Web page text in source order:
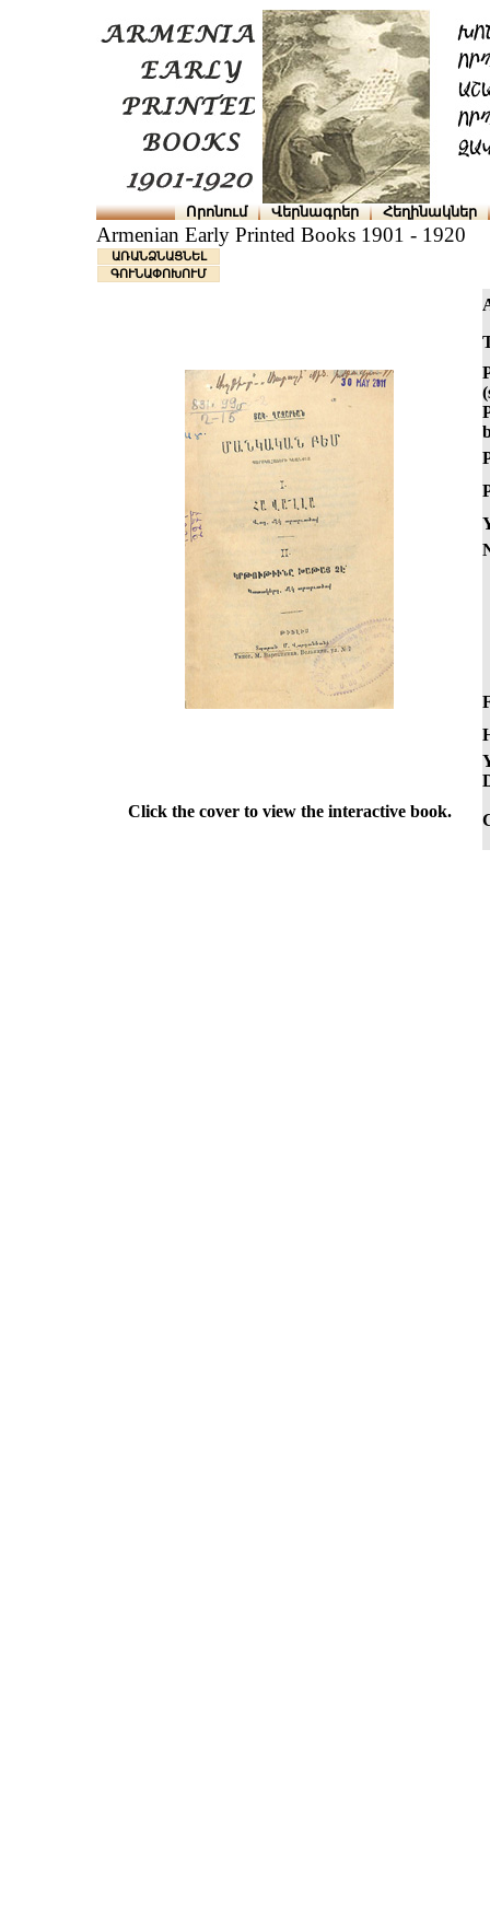
Որոնում Վերնագրեր Հեղինակներ
Armenian Early Printed Books 1901 - 1920
ԱՌԱՆՁՆԱՑՆԵԼ
ԳՈՒՆԱՓՈԽՈՒՄ
Click the cover to view the interactive book.